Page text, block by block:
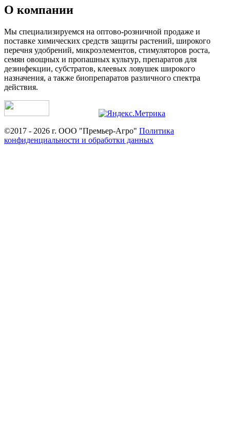
О компании
Мы специализируемся на оптово-розничной продаже и
поставке химических средств защиты растений, широкого
перечня удобрений, микроэлементов, стимуляторов роста,
семян овощных и пропашных культур, препаратов для
дезинфекции, субстратов, клеевых ловушек широкого
назначения, а также биопрепаратов различного спектра
действия.
©2017 - 2026 г. ООО "Премьер-Агро" Политика
конфиденциальности и обработки данных